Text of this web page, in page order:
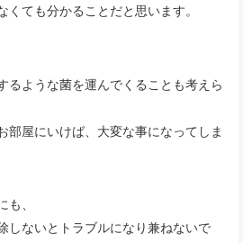
ても分かることだと思います。
るような菌を運んでくることも考えら
部屋にいけば、大変な事になってしま
、
しないとトラブルになり兼ねないで